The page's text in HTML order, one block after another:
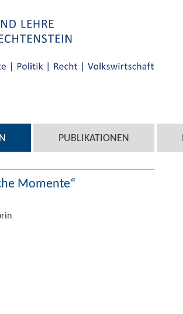
PUBLIKATIONEN
Momente“